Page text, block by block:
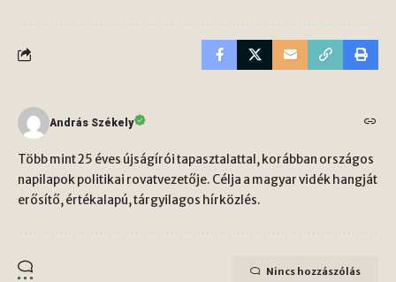
András Székely
Több mint 25 éves újságírói tapasztalattal, korábban országos
napilapok politikai rovatvezetője. Célja a magyar vidék hangját
erősítő, értékalapú, tárgyilagos hírközlés.
Nincs hozzászólás